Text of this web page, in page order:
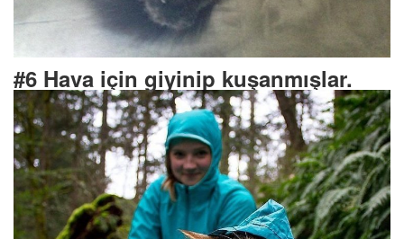
#6 Hava için giyinip kuşanmışlar.